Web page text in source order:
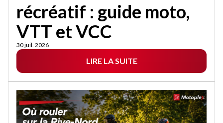
récréatif : guide moto,
VTT et VCC
30 juil. 2026
LIRE LA SUITE